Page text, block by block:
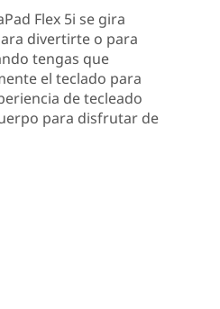
Flex 5i se gira
divertirte o para
tengas que
el teclado para
de tecleado
para disfrutar de